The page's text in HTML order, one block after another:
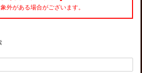
外がある場合がございます。